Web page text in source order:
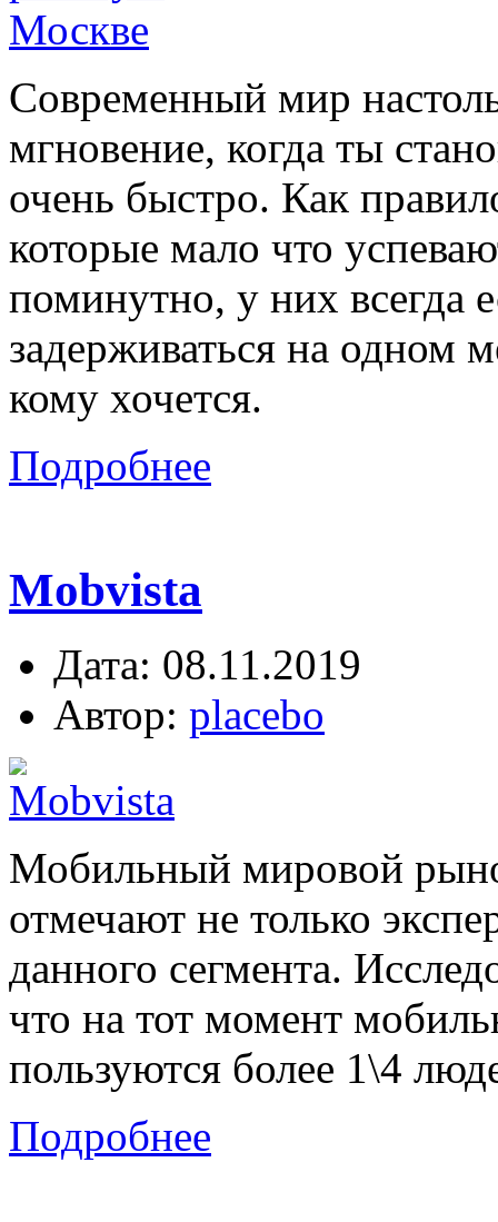
Современный мир
мгновение, когда ты
очень быстро. Как
которые мало что
поминутно, у них всегда
задерживаться на одном
кому хочется.
Подробнее
Mobvista
Дата: 08.11.2019
Автор: placebo
Мобильный мировой
отмечают не только
данного сегмента.
что на тот момент
пользуются более 1\4
Подробнее